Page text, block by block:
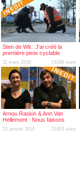
Sten de Wit : J'ai créé la
première piste cyclable
solaire au monde
11 mars 2016 15399 vues
Arnou Raskin & Ann Van
Hellemont : Nous faisons
l'école dans la rue
22 janvier 2016 21083 vues